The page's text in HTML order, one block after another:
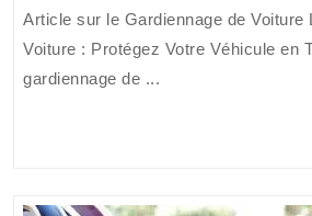
Article sur le Gardiennage de Voiture
Voiture : Protégez Votre Véhicule en
gardiennage de ...